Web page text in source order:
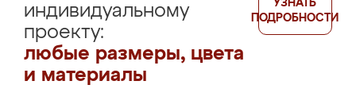
индивидуальному
проекту:
любые размеры, цвета
и материалы
УЗНАТЬ
ПОДРОБНОСТИ